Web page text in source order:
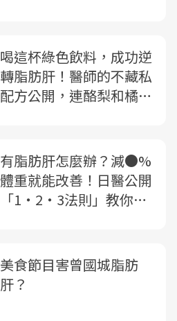
喝這杯綠色飲料，成功逆
轉脂肪肝！醫師的不藏私
配方公開，連酪梨和橘子
有脂肪肝怎麼辦？減●%
體重就能改善！日醫公開
「1・2・3法則」教你健
美食節目害曾國城脂肪
肝？